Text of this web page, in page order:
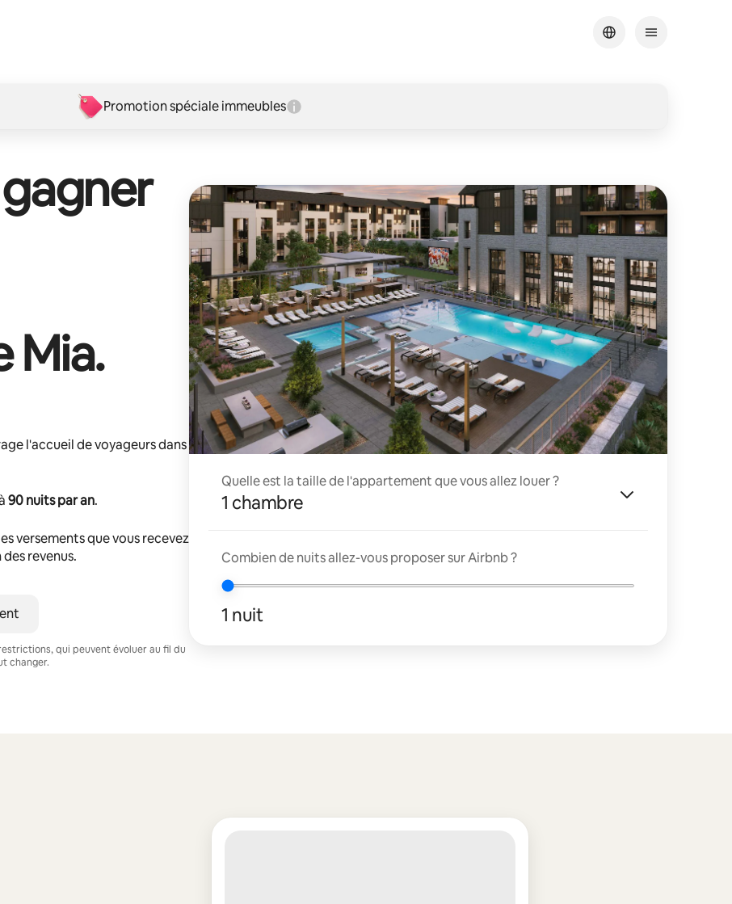
Promotion spéciale immeubles
Mia.
l'accueil de voyageurs dans
90 nuits par an.
versements que vous recevez
revenus.
qui peuvent évoluer au fil du
changer.
Quelle est la taille de l'appartement que vous allez louer ?
1 chambre
Combien de nuits allez-vous proposer sur Airbnb ?
1 nuit